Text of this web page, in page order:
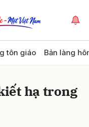
tôn giáo Bản làng
hạ trong